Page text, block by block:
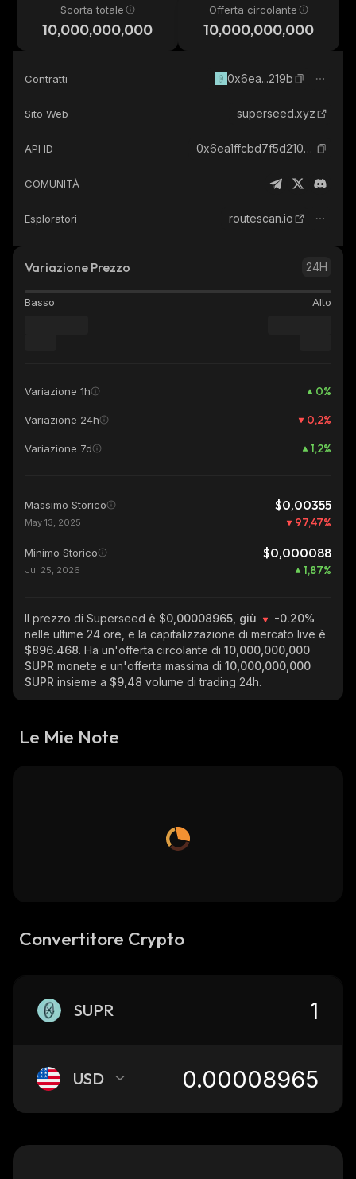
Scorta totale
10,000,000,000
Offerta circolante
10,000,000,000
Contratti 0x6ea...219b
Sito Web superseed.xyz
API ID 0x6ea1ffcbd7f5d210db07d9e773862b0512fa219b_superseed
COMUNITÀ
Esploratori routescan.io
Variazione Prezzo 24H
Basso Alto
Variazione 1h 0%
Variazione 24h 0,2%
Variazione 7d 1,2%
Massimo Storico $0,00355
May 13, 2025 97,47%
Minimo Storico $0,000088
Jul 25, 2026 1,87%
Il prezzo di Superseed è $0,00008965, giù
-0.20%
nelle ultime 24 ore, e la capitalizzazione di mercato live è
$896.468. Ha un'offerta circolante di 10,000,000,000
SUPR monete e un'offerta massima di 10,000,000,000
SUPR insieme a $9,48 volume di trading 24h.
Le Mie Note
Convertitore Crypto
SUPR
USD